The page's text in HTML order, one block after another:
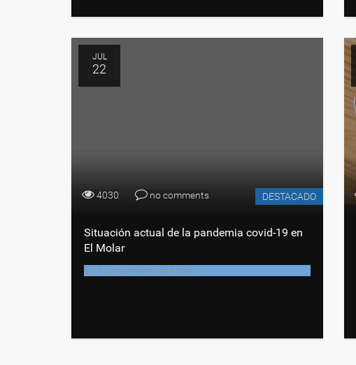
JUL
22
4030 no comments DESTACADO
Situación actual de la pandemia covid-19 en
El Molar
by Ayuntamiento El Molar